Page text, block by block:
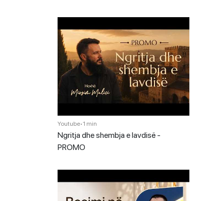
Youtube•1 min
Ngritja dhe shembja e lavdisë -
PROMO